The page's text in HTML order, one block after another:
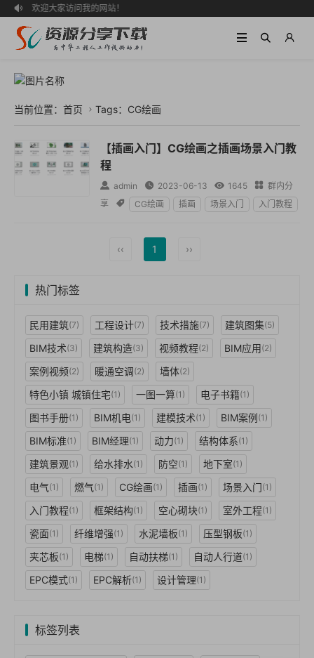
 欢迎大家访问我的网站！
当前位置： 首页  Tags：CG绘画
【插画入门】CG绘画之插画场景入门教
程
 admin  2023-06-13  1645  群内分
享
 CG绘画 插画 场景入门 入门教程
‹‹ 1 ››
热门标签
民用建筑(7) 工程设计(7) 技术措施(7) 建筑图集(5)
BIM技术(3) 建筑构造(3) 视频教程(2) BIM应用(2)
案例视频(2) 暖通空调(2) 墙体(2)
特色小镇 城镇住宅(1) 一图一算(1) 电子书籍(1)
图书手册(1) BIM机电(1) 建模技术(1) BIM案例(1)
BIM标准(1) BIM经理(1) 动力(1) 结构体系(1)
建筑景观(1) 给水排水(1) 防空(1) 地下室(1)
电气(1) 燃气(1) CG绘画(1) 插画(1) 场景入门(1)
入门教程(1) 框架结构(1) 空心砌块(1) 室外工程(1)
瓷面(1) 纤维增强(1) 水泥墙板(1) 压型钢板(1)
夹芯板(1) 电梯(1) 自动扶梯(1) 自动人行道(1)
EPC模式(1) EPC解析(1) 设计管理(1)
标签列表